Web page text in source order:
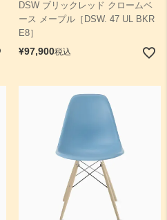
DSW ブリックレッド クロームベ
ース メープル［DSW. 47 UL BKR
E8］
¥97,900税込